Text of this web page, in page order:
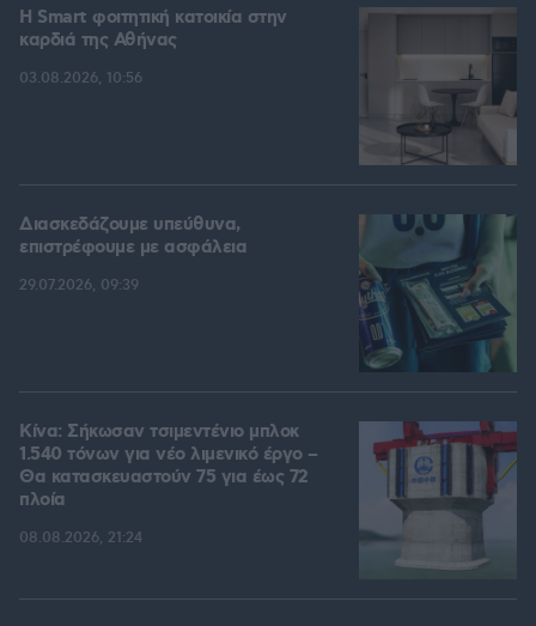
Η Smart φοιτητική κατοικία στην
καρδιά της Αθήνας
03.08.2026, 10:56
Διασκεδάζουμε υπεύθυνα,
επιστρέφουμε με ασφάλεια
29.07.2026, 09:39
Κίνα: Σήκωσαν τσιμεντένιο μπλοκ
1.540 τόνων για νέο λιμενικό έργο –
Θα κατασκευαστούν 75 για έως 72
πλοία
08.08.2026, 21:24